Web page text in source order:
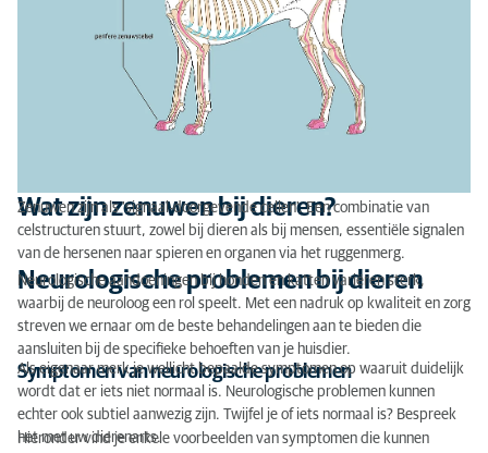
Wat zijn zenuwen bij dieren?
Zenuwen zijn als 'signaal-doorgevende cellen'. Een combinatie van
celstructuren stuurt, zowel bij dieren als bij mensen, essentiële signalen
van de hersenen naar spieren en organen via het ruggenmerg.
Neurologische problemen bij dieren
Neurologische aandoeningen bij honden en katten variëren sterk,
waarbij de neuroloog een rol speelt. Met een nadruk op kwaliteit en zorg
streven we ernaar om de beste behandelingen aan te bieden die
aansluiten bij de specifieke behoeften van je huisdier.
Symptomen van neurologische problemen
Als eigenaar merk je wellicht bepaalde symptomen op waaruit duidelijk
wordt dat er iets niet normaal is. Neurologische problemen kunnen
echter ook subtiel aanwezig zijn. Twijfel je of iets normaal is? Bespreek
het met uw dierenarts.
Hieronder vind je enkele voorbeelden van symptomen die kunnen